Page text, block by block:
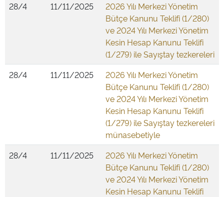
28/4
11/11/2025
2026 Yılı Merkezi Yönetim
Bütçe Kanunu Teklifi (1/280)
ve 2024 Yılı Merkezi Yönetim
Kesin Hesap Kanunu Teklifi
(1/279) ile Sayıştay tezkereleri
28/4
11/11/2025
2026 Yılı Merkezi Yönetim
Bütçe Kanunu Teklifi (1/280)
ve 2024 Yılı Merkezi Yönetim
Kesin Hesap Kanunu Teklifi
(1/279) ile Sayıştay tezkereleri
münasebetiyle
28/4
11/11/2025
2026 Yılı Merkezi Yönetim
Bütçe Kanunu Teklifi (1/280)
ve 2024 Yılı Merkezi Yönetim
Kesin Hesap Kanunu Teklifi